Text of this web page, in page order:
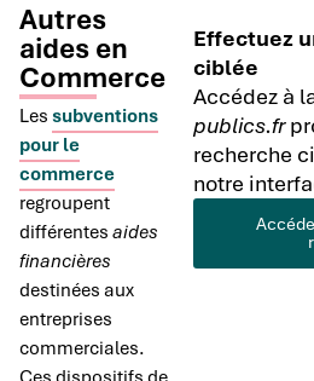
Autres
aides en
Commerce
Les subventions
pour le
commerce
regroupent
différentes aides
financières
destinées aux
entreprises
commerciales.
Effectuez
ciblée
Accédez à
publics.fr
recherche
notre